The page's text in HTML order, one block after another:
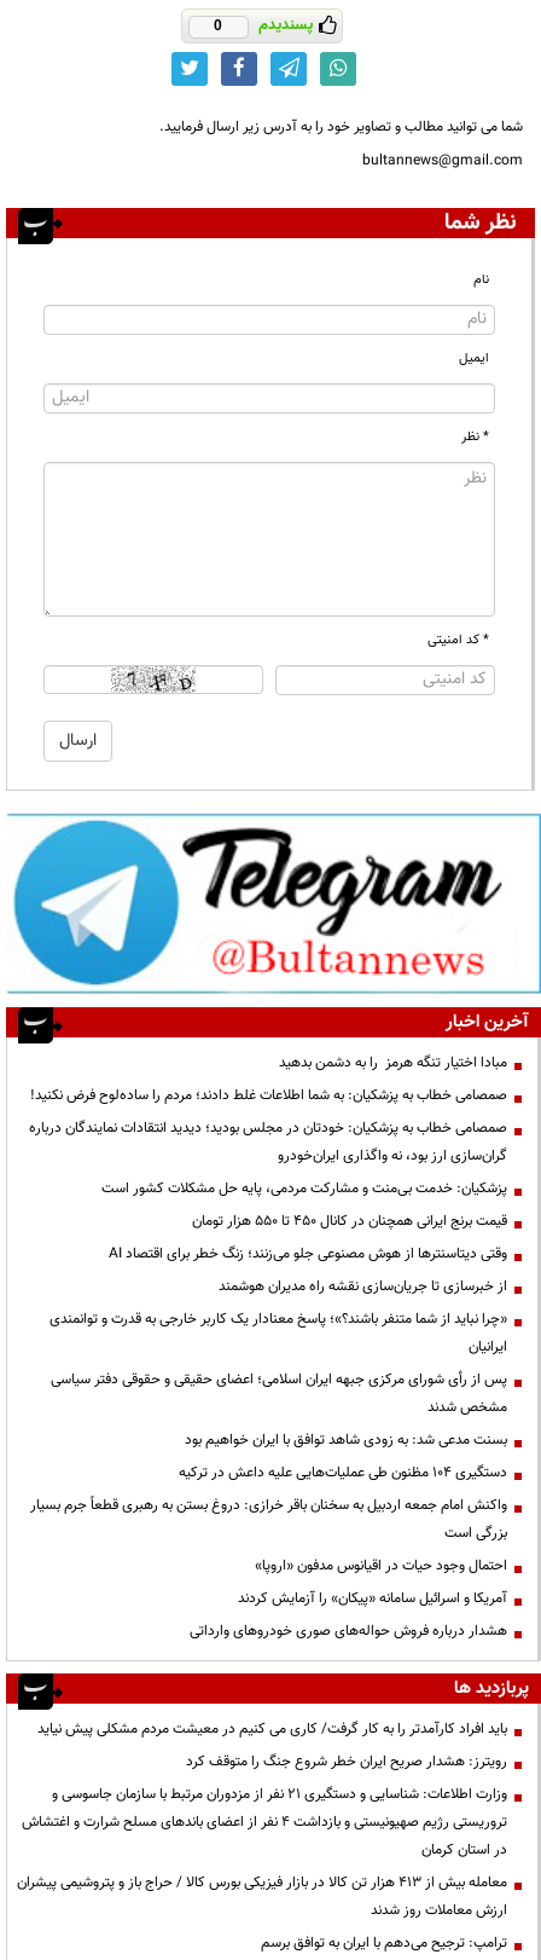
پسندیدم 0
شما می توانید مطالب و تصاویر خود را به آدرس زیر ارسال فرمایید.
bultannews@gmail.com
نظر شما
نام
ایمیل
* نظر
* کد امنیتی
آخرین اخبار
مبادا اختیار تنگه هرمز را به دشمن بدهید
صمصامی خطاب به پزشکیان: به شما اطلاعات غلط دادند؛ مردم را ساده‌لوح فرض نکنید!
صمصامی خطاب به پزشکیان: خودتان در مجلس بودید؛ دیدید انتقادات نمایندگان درباره
گران‌سازی ارز بود، نه واگذاری ایران‌خودرو
پزشکیان: خدمت بی‌منت و مشارکت مردمی، پایه حل مشکلات کشور است
قیمت‌ برنج ایرانی همچنان در کانال ۴۵۰ تا ۵۵۰ هزار تومان
وقتی دیتاسنترها از هوش مصنوعی جلو می‌زنند؛ زنگ خطر برای اقتصاد AI
از خبرسازی تا جریان‌سازی نقشه راه مدیران هوشمند
«چرا نباید از شما متنفر باشند؟»؛ پاسخ معنادار یک کاربر خارجی به قدرت و توانمندی
ایرانیان
پس از رأی شورای مرکزی جبهه ایران اسلامی؛ اعضای حقیقی و حقوقی دفتر سیاسی
مشخص شدند
بسنت مدعی شد: به زودی شاهد توافق با ایران خواهیم بود
دستگیری ۱۰۴ مظنون طی عملیات‌هایی علیه داعش در ترکیه
واکنش امام جمعه اردبیل به سخنان باقر خرازی: دروغ بستن به رهبری قطعاً جرم بسیار
بزرگی است
احتمال وجود حیات در اقیانوس مدفون «اروپا»
آمریکا و اسرائیل سامانه «پیکان» را آزمایش کردند
هشدار درباره فروش حواله‌های صوری خودروهای وارداتی
پربازدید ها
باید افراد کارآمدتر را به کار گرفت/ کاری می کنیم در معیشت مردم مشکلی پیش نیاید
رویترز: هشدار صریح ایران خطر شروع جنگ را متوقف کرد
وزارت اطلاعات: شناسایی و دستگیری ۲۱ نفر از مزدوران مرتبط با سازمان جاسوسی و
تروریستی رژیم صهیونیستی و بازداشت ۴ نفر از اعضای باندهای مسلح شرارت و اغتشاش
در استان کرمان
معامله بیش از ۴۱۳ هزار تن کالا در بازار فیزیکی بورس کالا / حراج باز و پتروشیمی پیشران
ارزش معاملات روز شدند
ترامپ: ترجیح می‌دهم با ایران به توافق برسم